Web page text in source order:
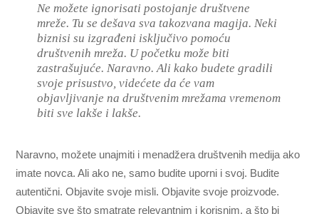
Ne možete ignorisati postojanje društvene
mreže. Tu se dešava sva takozvana magija. Neki
biznisi su izgrađeni isključivo pomoću
društvenih mreža. U početku može biti
zastrašujuće. Naravno. Ali kako budete gradili
svoje prisustvo, videćete da će vam
objavljivanje na društvenim mrežama vremenom
biti sve lakše i lakše.
Naravno, možete unajmiti i menadžera društvenih medija ako
imate novca. Ali ako ne, samo budite uporni i svoj. Budite
autentični. Objavite svoje misli. Objavite svoje proizvode.
Objavite sve što smatrate relevantnim i korisnim, a što bi